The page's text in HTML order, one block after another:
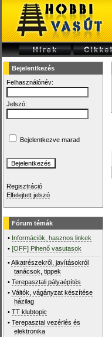
Bejelentkezés
Felhasználónév:
Jelszó:
Bejelentkezve marad
Regisztráció
Elfelejtett jelszó
Fórum témák
• Információk, hasznos linkek
•[OFF] Pihenő vasutasok
•Alkatrészekről, javításokról
tanácsok, tippek
•Terepasztali pályaépítés
•Váltók, vágányzat készítése
házilag
•TT klubtopic
•Terepasztal vezérlés és
elektronika